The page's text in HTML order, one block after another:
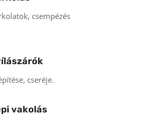
csempézés
cseréje.
vakolás